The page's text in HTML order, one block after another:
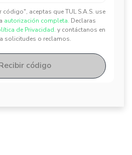
código", aceptas que TUL S.A.S. use
autorización completa. Declaras
de Privacidad. y contáctanos en
solicitudes o reclamos.
✕
✕
código